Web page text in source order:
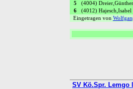
5
(4004) Dreier,Günther
6
(4012) Hajesch,Isabel
Eingetragen von
SV Kö.Spr. Lemgo